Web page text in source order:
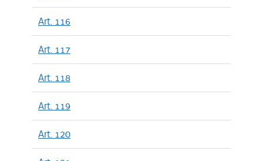
Art. 116
Art. 117
Art. 118
Art. 119
Art. 120